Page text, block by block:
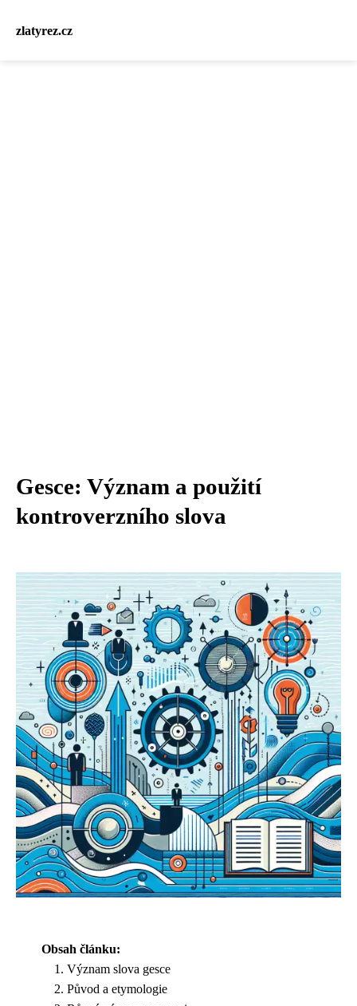
zlatyrez.cz
Gesce: Význam a použití
kontroverzního slova
Obsah článku:
Význam slova gesce
Původ a etymologie